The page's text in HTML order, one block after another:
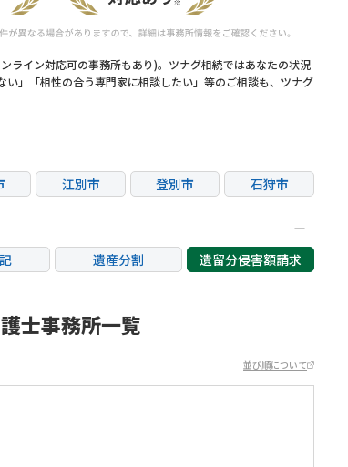
ライン対応可の事務所もあり)。ツナグ相続ではあなたの状況
」「相性の合う専門家に相談したい」等のご相談も、ツナグ
江別市 登別市 石狩市
遺産分割
遺留分侵害額請求
査 相続財産調査
士事務所一覧
並び順について